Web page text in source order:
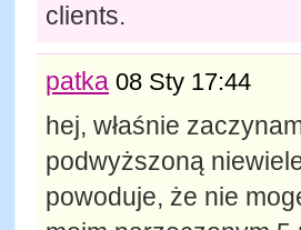
clients.
patka 08 Sty 17:44
hej, właśnie
podwyższoną
powoduje, że nie